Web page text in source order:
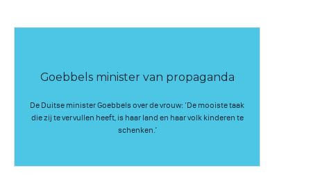
Goebbels minister van propaganda
De Duitse minister Goebbels over de vrouw: ‘De mooiste taak
die zij te vervullen heeft, is haar land en haar volk kinderen te
schenken.’